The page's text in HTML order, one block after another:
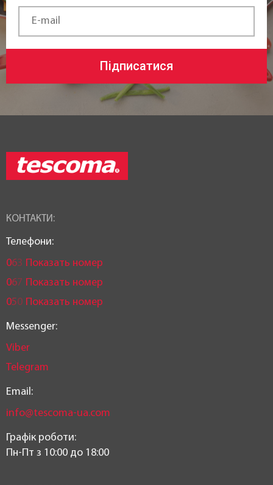
Підписатися
КОНТАКТИ:
Телефони:
063 Показать номер
067 Показать номер
050 Показать номер
Messenger:
Viber
Telegram
Email:
info@tescoma-ua.com
Графік роботи:
Пн-Пт з 10:00 до 18:00